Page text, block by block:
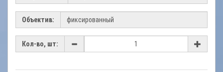
Объектив:
Кол-во, шт: